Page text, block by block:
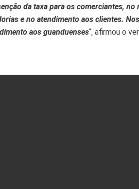
da taxa para os comerciantes, no
e no atendimento aos clientes.
aos guanduenses“, afirmou o